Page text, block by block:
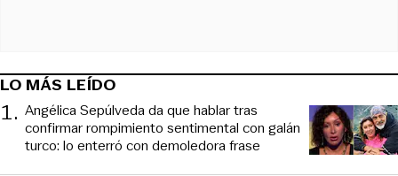
LO MÁS LEÍDO
1. Angélica Sepúlveda da que hablar tras
confirmar rompimiento sentimental con galán
turco: lo enterró con demoledora frase